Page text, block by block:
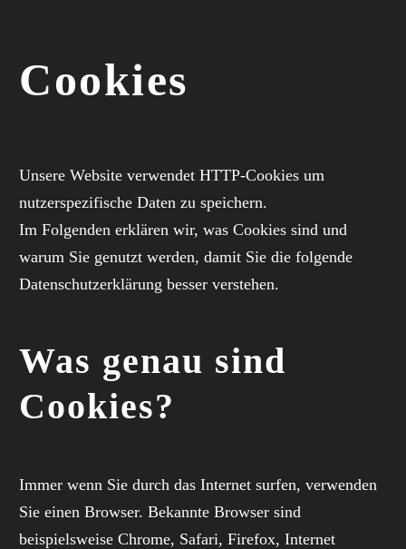
Cookies
Unsere Website verwendet HTTP-Cookies um
nutzerspezifische Daten zu speichern.
Im Folgenden erklären wir, was Cookies sind und
warum Sie genutzt werden, damit Sie die folgende
Datenschutzerklärung besser verstehen.
Was genau sind
Cookies?
Immer wenn Sie durch das Internet surfen, verwenden
Sie einen Browser. Bekannte Browser sind
beispielsweise Chrome, Safari, Firefox, Internet